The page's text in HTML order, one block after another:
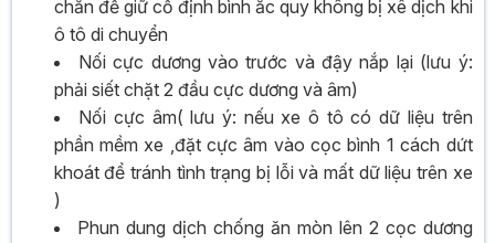
chắn để giữ cố định bình ắc quy không bị xê dịch khi
ô tô di chuyển
Nối cực dương vào trước và đậy nắp lại (lưu ý:
phải siết chặt 2 đầu cực dương và âm)
Nối cực âm( lưu ý: nếu xe ô tô có dữ liệu trên
phần mềm xe ,đặt cực âm vào cọc bình 1 cách dứt
khoát để tránh tình trạng bị lỗi và mất dữ liệu trên xe
)
Phun dung dịch chống ăn mòn lên 2 cọc dương